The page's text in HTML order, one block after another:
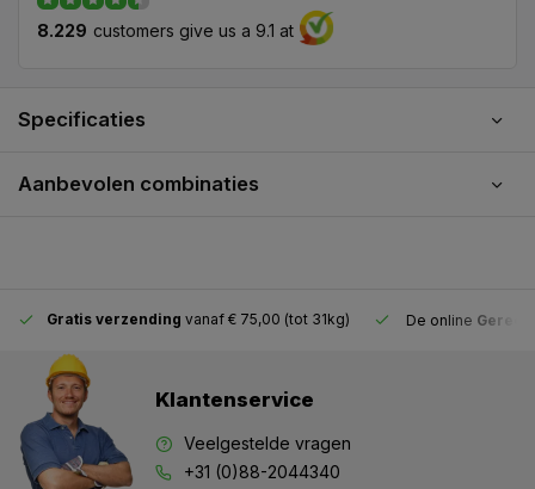
8.229 customers give us a 9.1 at
Specificaties
Aanbevolen combinaties
Gratis verzending vanaf € 75,00 (tot 31kg) De online
Klantenservice
Veelgestelde vragen
+31 (0)88-2044340